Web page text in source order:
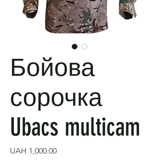
Бойова
сорочка
Ubacs multicam
UAH 1,000.00Price